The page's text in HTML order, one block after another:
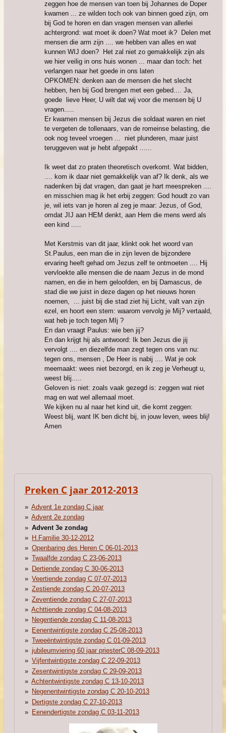
zeggen hoe de mensen van toen bij Johannes de Doper
kwamen ... ze wilden toch ook van binnen goed zijn, om
bij God te horen en dan vragen mensen van allerlei
achtergrond: wat moet ik doen? Wat moet ik? Delen met
mensen die arm zijn .... we hebben van alles en wat
kunnen WIJ doen? Het zal niet zo gemakkelijk zijn als
we hier veilig in ons huis wonen ... maar dan toch: het
verlangen naar het goede in ons laten
OPKOMEN: denken aan de mensen die het slecht
hebben, hen bij God brengen met een gebed.... Ja,
goede lieve Heer, U wilt dat wij voor die mensen bij U
vragen.....
Er kwamen mensen bij Jezus die soldaat waren en niet
te vergeten de tollenaars, van de romeinse belasting, die
ook nog teveel vroegen ... niet plunderen, maar juist
teruggeven wat je hebt afgepakt ......
Ik weet dat zo praten theoretisch overkomt. Wat bidden,
.... kom ik daar niet gemakkelijk van af? Ik denk, als we
nadenken bij dat vragen, dan gaat je hart meespreken ....
en misschien mag ik het erbij zeggen: God houdt zo van
je, wil iets van je horen al zeg je maar: Jezus, of God,
omdat JIJ aan HEM denkt, aan Hem die mens werd als
een kind .....
Met Kerstmis van dit jaar, klinkt ook het woord van
St.Paulus, een man die in zijn leven de bijzondere
ervaring heeft gehad om Jezus zelf te ontmoeten .... Hij
vervloekte alle mensen die de naam Jezus in de mond
namen, en die in hem geloofden, en bij Damascus, de
stad die we juist in deze dagen op het nieuws horen
noemen, ... juist bij die stad ziet hij Licht, valt van zijn
ezel, en hoort een stem: waarom vervolg je Mij? vertaald,
wat heb je toch tegen MIj ?
En dan vraagt Paulus: wie ben jij?
En dan krijgt hij als antwoord: Ik ben Jezus die jij
vervolgt .... en diezelfde man zegt tegen ons van nu:
tegen ons, mensen , De Heer is nabij .... Wat je ook
meemaakt: wees niet bezorgd, en ik zeg je Verheugt u,
weest blij.....
Geloven is niet: zoals vaak gezegd is: zeggen wat niet
mag en wat wel allemaal moet.
We kijken nu al naar het kind uit, die komt zeggen:
Weest blij, want IK ben dicht bij, in jouw leven, wees blij!
Amen
Preken C jaar 2012-2013
Advent 1e zondag C jaar
Advent 2e zondag
Advent 3e zondag
H.Familie 30-12-2012
Openbaring des Heren C 06-01-2013
Twaalfde zondag C 23-06-2013
Dertiende zondag C 30-06-2013
Veertiende zondag C 07-07-2013
Zestiende zondag C 20-07-2013
Zeventiende zondag C 27-07-2013
Achttiende zondag C 04-08-2013
Negentiende zondag C 11-08-2013
Eenentwintigste zondag C 25-08-2013
Tweeëntwintigste zondag C 01-09-2013
jubileumviering 60 jaar priesterC 08-09-2013
Vijfentwintigste zondag C 22-09-2013
Zesentwintigste zondag C 29-09-2013
Achtentwintigste zondag C 13-10-2013
Negenentwintigste zondag C 20-10-2013
Dertigste zondag C 27-10-2013
Eenendertigste zondag C 03-11-2013